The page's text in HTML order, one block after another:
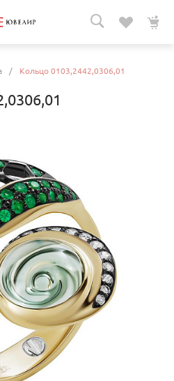
/ Кольцо 0103,2442,0306,01